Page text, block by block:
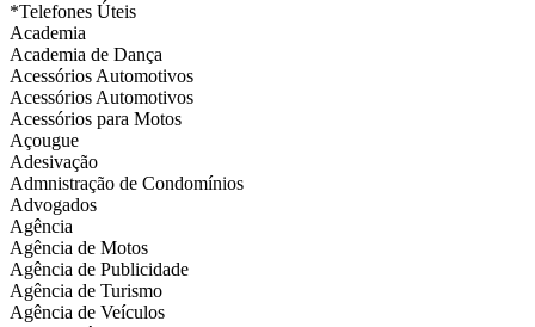
*Telefones Úteis
Academia
Academia de Dança
Acessórios Automotivos
Acessórios Automotivos
Acessórios para Motos
Açougue
Adesivação
Admnistração de Condomínios
Advogados
Agência
Agência de Motos
Agência de Publicidade
Agência de Turismo
Agência de Veículos